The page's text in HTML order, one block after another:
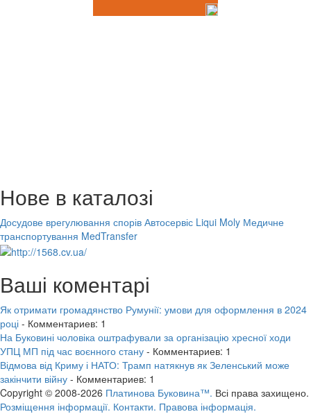
Нове в каталозі
Досудове врегулювання спорів Автосервіс Liqui Moly Медичне
транспортування MedTransfer
Ваші коментарі
Як отримати громадянство Румунії: умови для оформлення в 2024
році - Комментариев: 1
На Буковині чоловіка оштрафували за організацію хресної ходи
УПЦ МП під час воєнного стану - Комментариев: 1
Відмова від Криму і НАТО: Трамп натякнув як Зеленський може
закінчити війну - Комментариев: 1
Copyright © 2008-2026 Платинова Буковина™. Всі права захищено.
Розміщення інформації. Контакти. Правова інформація.